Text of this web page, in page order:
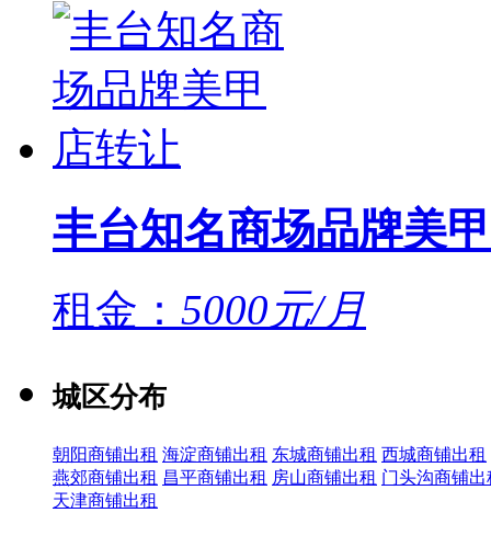
丰台知名商场品牌美
租金： 5000元/月
城区分布
朝阳商铺出租 海淀商铺出租 东城商铺出租 西城商铺出租
燕郊商铺出租 昌平商铺出租 房山商铺出租 门头沟商铺出
天津商铺出租